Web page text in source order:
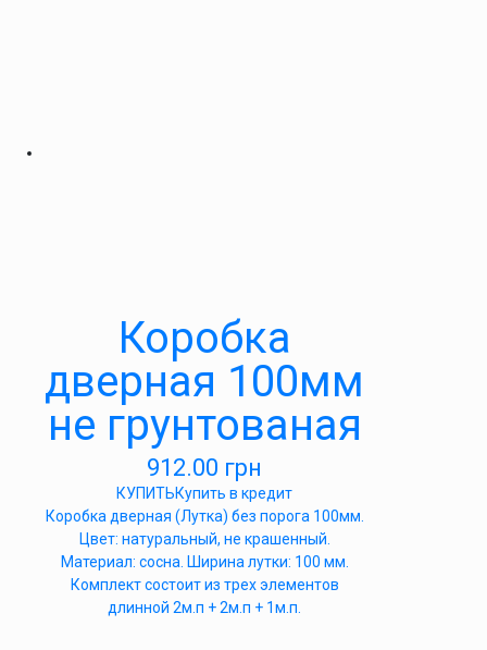
Коробка
дверная 100мм
не грунтованая
912.00 грн
КУПИТЬКупить в кредит
Коробка дверная (Лутка) без порога 100мм.
Цвет: натуральный, не крашенный.
Материал: сосна. Ширина лутки: 100 мм.
Комплект состоит из трех элементов
длинной 2м.п + 2м.п + 1м.п.